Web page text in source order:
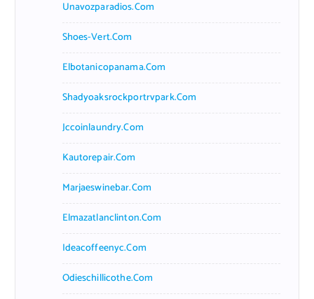
Unavozparadios.com
Shoes-Vert.com
Elbotanicopanama.com
Shadyoaksrockportrvpark.com
Jccoinlaundry.com
Kautorepair.com
Marjaeswinebar.com
Elmazatlanclinton.com
Ideacoffeenyc.com
Odieschillicothe.com